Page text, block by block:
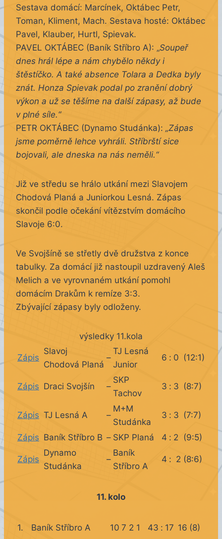
Sestava domácí: Marcínek, Oktábec Petr,
Toman, Kliment, Mach. Sestava hosté: Oktábec
Pavel, Klauber, Hurtl, Spievak.
PAVEL OKTÁBEC (Baník Stříbro A): „Soupeř
dnes hrál lépe a nám chybělo někdy i
štěstíčko. A také absence Tolara a Dedka byly
znát. Honza Spievak podal po zranění dobrý
výkon a už se těšíme na další zápasy, až bude
v plné síle.“
PETR OKTÁBEC (Dynamo Studánka): „Zápas
jsme poměrně lehce vyhráli. Stříbrští sice
bojovali, ale dneska na nás neměli.“
Již ve středu se hrálo utkání mezi Slavojem
Chodová Planá a Juniorkou Lesná. Zápas
skončil podle očekání vítězstvím domácího
Slavoje 6:0.
Ve Svojšíně se střetly dvě družstva z konce
tabulky. Za domácí již nastoupil uzdravený Aleš
Melich a ve vyrovnaném utkání pomohl
domácím Drakům k remíze 3:3.
Zbývající zápasy byly odloženy.
výsledky 11.kola
Zápis
Slavoj
Chodová Planá
–
TJ Lesná
Junior
6 : 0 (12:1)
Zápis Draci Svojšín –
SKP
Tachov
3 : 3 (8:7)
Zápis TJ Lesná A –
M+M
Studánka
3 : 3 (7:7)
Zápis Baník Stříbro B – SKP Planá 4 : 2 (9:5)
Zápis
Dynamo
Studánka
–
Baník
Stříbro A
4 : 2 (8:6)
11. kolo
1. Baník Stříbro A 10 7 2 1 43 : 17 16 (8)